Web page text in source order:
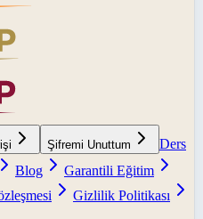
Şifremi Unuttum
Ders
Blog
Garantili Eğitim
Gizlilik Politikası